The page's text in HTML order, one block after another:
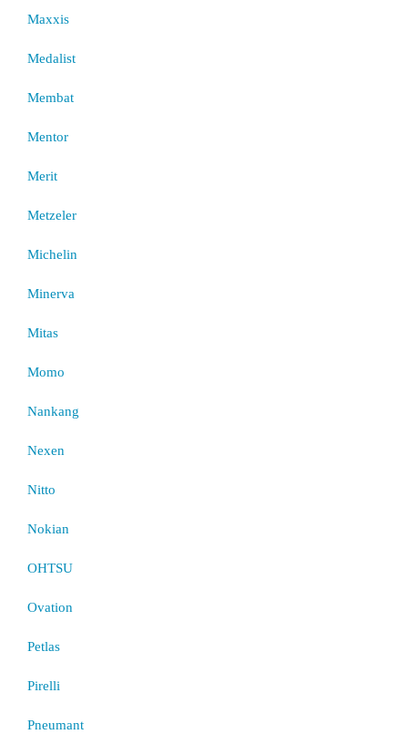
Maxxis
Medalist
Membat
Mentor
Merit
Metzeler
Michelin
Minerva
Mitas
Momo
Nankang
Nexen
Nitto
Nokian
OHTSU
Ovation
Petlas
Pirelli
Pneumant